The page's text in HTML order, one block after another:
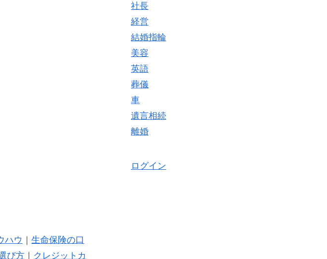
社長
経営
結婚指輪
美容
英語
葬儀
車
遺言相続
離婚
ログイン
ハウ
生命保険の口
び方｜
クレジットカ